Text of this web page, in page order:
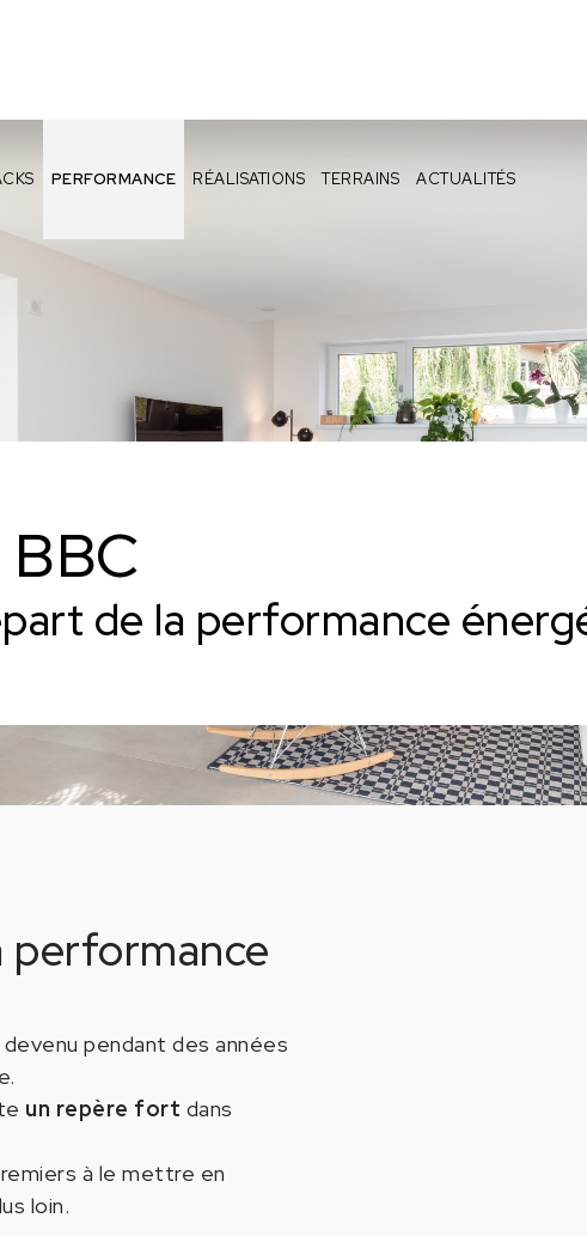
PERFORMANCE RÉALISATIONS TERRAINS ACTUALITÉS
de la performance
performance
devenu pendant des années
un repère fort dans
à le mettre en
loin.